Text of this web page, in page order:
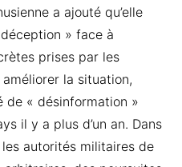
a ajouté qu’elle
» face à
prises par les
la situation,
de « désinformation »
il y a plus d’un an. Dans
autorités militaires de